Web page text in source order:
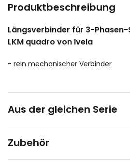
Produktbeschreibung
Längsverbinder für 3-
LKM quadro von Ivela
- rein mechanischer Verbinder
Aus der gleichen Serie
Zubehör